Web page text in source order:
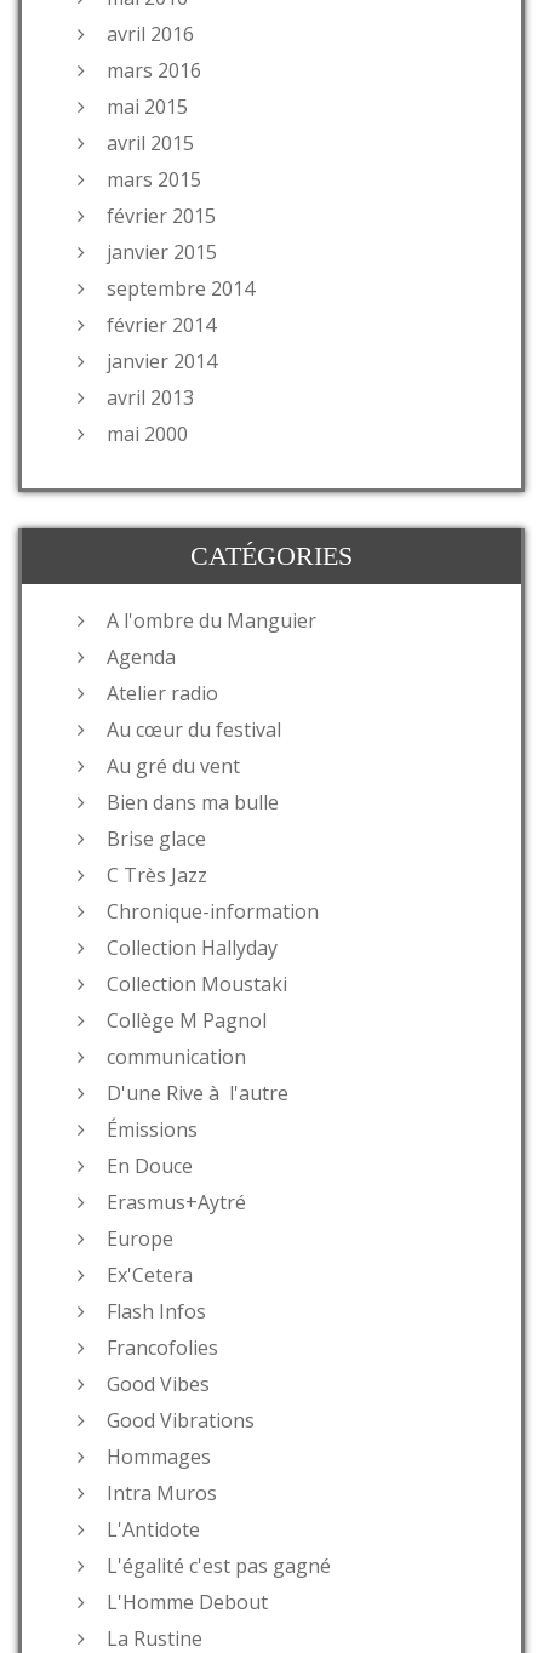
avril 2016
mars 2016
mai 2015
avril 2015
mars 2015
février 2015
janvier 2015
septembre 2014
février 2014
janvier 2014
avril 2013
mai 2000
CATÉGORIES
A l'ombre du Manguier
Agenda
Atelier radio
Au cœur du festival
Au gré du vent
Bien dans ma bulle
Brise glace
C Très Jazz
Chronique-information
Collection Hallyday
Collection Moustaki
Collège M Pagnol
communication
D'une Rive à l'autre
Émissions
En Douce
Erasmus+Aytré
Europe
Ex'Cetera
Flash Infos
Francofolies
Good Vibes
Good Vibrations
Hommages
Intra Muros
L'Antidote
L'égalité c'est pas gagné
L'Homme Debout
La Rustine